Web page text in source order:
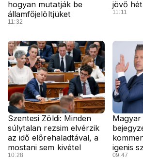
hogyan mutatják be
államfőjelöltjüket
11:32
jövő
11:11
Szentesi Zöldi: Minden
súlytalan rezsim elvérzik
az idő előrehaladtával, a
mostani sem kivétel
10:28
igenis
09:47